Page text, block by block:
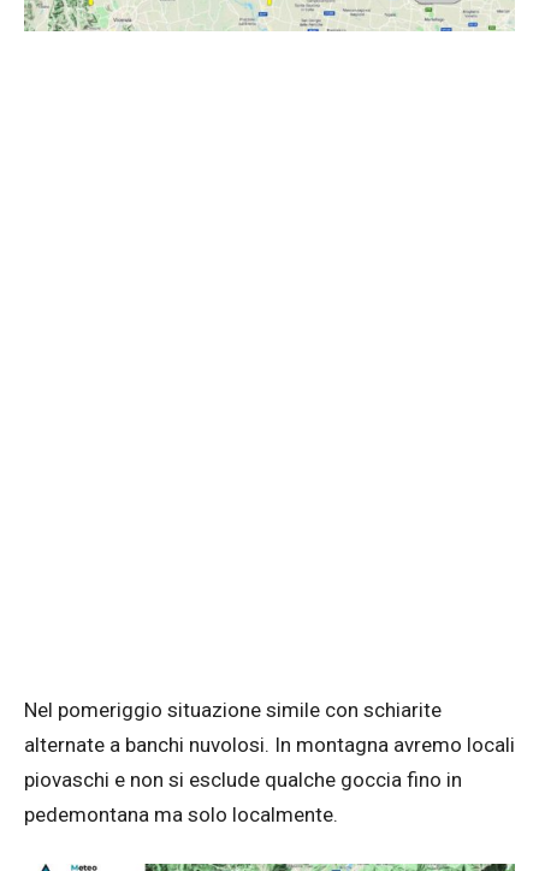
Nel pomeriggio situazione simile con schiarite
alternate a banchi nuvolosi. In montagna avremo locali
piovaschi e non si esclude qualche goccia fino in
pedemontana ma solo localmente.